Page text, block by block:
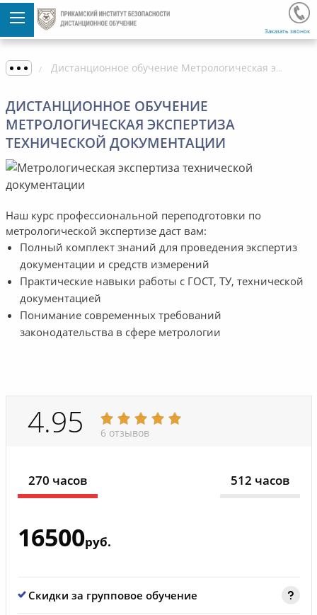
Заказать звонок
Дистанционное обучение Метрологическая экспертиза технической документации
ДИСТАНЦИОННОЕ ОБУЧЕНИЕ
МЕТРОЛОГИЧЕСКАЯ ЭКСПЕРТИЗА
ТЕХНИЧЕСКОЙ ДОКУМЕНТАЦИИ
Наш курс профессиональной переподготовки по
метрологической экспертизе даст вам:
Полный комплект знаний для проведения экспертиз
документации и средств измерений
Практические навыки работы с ГОСТ, ТУ, технической
документацией
Понимание современных требований
законодательства в сфере метрологии
4.95 6 отзывов
270 часов 512 часов
16500руб.
Скидки за групповое обучение